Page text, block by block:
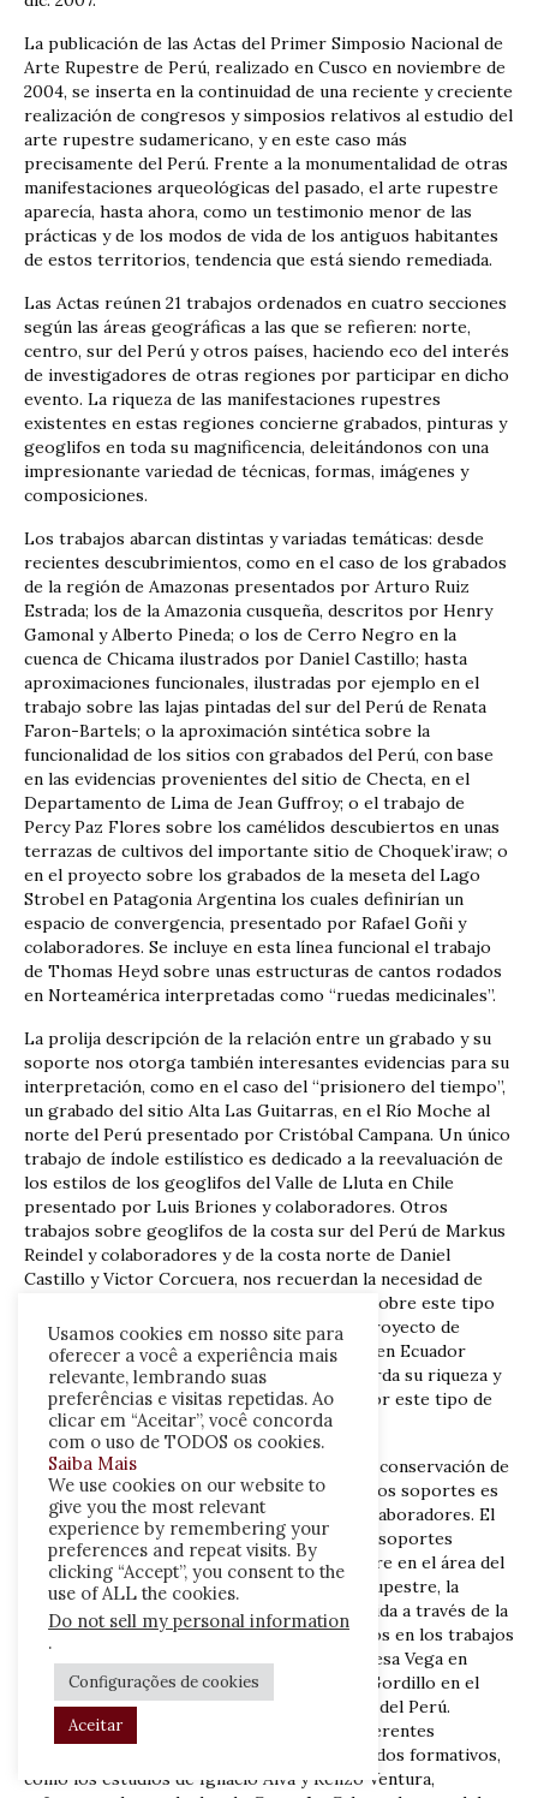
La publicación de las Actas del Primer Simposio Nacional de
Arte Rupestre de Perú, realizado en Cusco en noviembre de
2004, se inserta en la continuidad de una reciente y creciente
realización de congresos y simposios relativos al estudio del
arte rupestre sudamericano, y en este caso más
precisamente del Perú. Frente a la monumentalidad de otras
manifestaciones arqueológicas del pasado, el arte rupestre
aparecía, hasta ahora, como un testimonio menor de las
prácticas y de los modos de vida de los antiguos habitantes
de estos territorios, tendencia que está siendo remediada.
Las Actas reúnen 21 trabajos ordenados en cuatro secciones
según las áreas geográficas a las que se refieren: norte,
centro, sur del Perú y otros países, haciendo eco del interés
de investigadores de otras regiones por participar en dicho
evento. La riqueza de las manifestaciones rupestres
existentes en estas regiones concierne grabados, pinturas y
geoglifos en toda su magnificencia, deleitándonos con una
impresionante variedad de técnicas, formas, imágenes y
composiciones.
Los trabajos abarcan distintas y variadas temáticas: desde
recientes descubrimientos, como en el caso de los grabados
de la región de Amazonas presentados por Arturo Ruiz
Estrada; los de la Amazonia cusqueña, descritos por Henry
Gamonal y Alberto Pineda; o los de Cerro Negro en la
cuenca de Chicama ilustrados por Daniel Castillo; hasta
aproximaciones funcionales, ilustradas por ejemplo en el
trabajo sobre las lajas pintadas del sur del Perú de Renata
Faron-Bartels; o la aproximación sintética sobre la
funcionalidad de los sitios con grabados del Perú, con base
en las evidencias provenientes del sitio de Checta, en el
Departamento de Lima de Jean Guffroy; o el trabajo de
Percy Paz Flores sobre los camélidos descubiertos en unas
terrazas de cultivos del importante sitio de Choquek’iraw; o
en el proyecto sobre los grabados de la meseta del Lago
Strobel en Patagonia Argentina los cuales definirían un
espacio de convergencia, presentado por Rafael Goñi y
colaboradores. Se incluye en esta línea funcional el trabajo
de Thomas Heyd sobre unas estructuras de cantos rodados
en Norteamérica interpretadas como “ruedas medicinales”.
La prolija descripción de la relación entre un grabado y su
soporte nos otorga también interesantes evidencias para su
interpretación, como en el caso del “prisionero del tiempo”,
un grabado del sitio Alta Las Guitarras, en el Río Moche al
norte del Perú presentado por Cristóbal Campana. Un único
trabajo de índole estilístico es dedicado a la reevaluación de
los estilos de los geoglifos del Valle de Lluta en Chile
presentado por Luis Briones y colaboradores. Otros
trabajos sobre geoglifos de la costa sur del Perú de Markus
Reindel y colaboradores y de la costa norte de Daniel
Castillo y Victor Corcuera, nos recuerdan la necesidad de
efectuar nuevas labores de documentación sobre este tipo
de manifestaciones. De manera similar, un proyecto de
documentación y registro de arte rupestre en Ecuador
presentado por Diego González, nos recuerda su riqueza y
la necesidad de generar un mayor interés por este tipo de
manifestaciones en ese país.
Un interesante proyecto relacionado con la conservación de
los sitios de arte rupestre y la geología de los soportes es
ilustrado en el trabajo de Raúl Carreño y colaboradores. El
estudio integra un análisis geológico de los soportes
utilizados para la realización de arte rupestre en el área del
Cusco. La relación entre los sitios de arte rupestre, la
conservación y el turismo es también discutida a través de la
elaboración de planes de manejo presentados en los trabajos
de Mercedes Podestá y Diana Rolandi, y Teresa Vega en
diferentes sitios de Argentina, y por Jesús Gordillo en el
conocido sitio de Miculla, en el extremo sur del Perú.
Cronológicamente, los trabajos abordan diferentes
momentos de la historia andina desde períodos formativos,
como los estudios de Ignacio Alva y Renzo Ventura,
Usamos cookies em nosso site para
oferecer a você a experiência mais
relevante, lembrando suas
preferências e visitas repetidas. Ao
clicar em “Aceitar”, você concorda
com o uso de TODOS os cookies.
Saiba Mais
We use cookies on our website to
give you the most relevant
experience by remembering your
preferences and repeat visits. By
clicking “Accept”, you consent to the
use of ALL the cookies.
Do not sell my personal information
.
Configurações de cookies
Aceitar